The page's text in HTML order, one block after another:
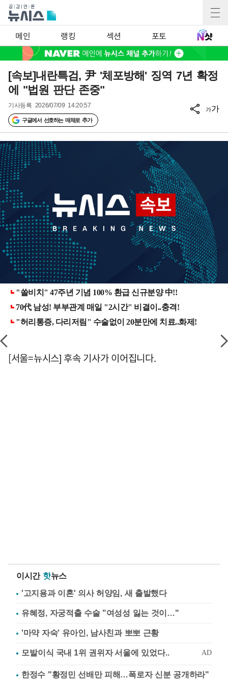
메인 랭킹 섹션 포토
[속보]내란특검, 尹 '체포방해' 징역 7년 확정
에 "법원 판단 존중"
기사등록 2026/07/09 14:20:57
구글에서 선호하는 매체로 추가
가가
[서울=뉴시스] 후속 기사가 이어집니다.
이시간 핫뉴스
'고지용과 이혼' 의사 허양임, 새 출발했다
유혜정, 자궁적출 수술 "여성성 잃는 것이…"
'마약 자숙' 유아인, 남사친과 뽀뽀 근황
한정수 "황정민 선배만 피해…폭로자 신분 공개하라"